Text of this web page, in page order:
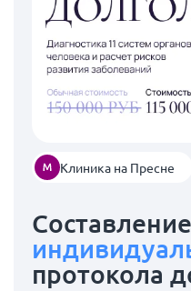
Клиника на Пресне
Составление
протокола